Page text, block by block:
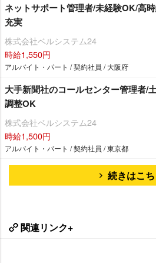
ネットサポート管理者/未経験OK/高
充実
株式会社ベルシステム24
時給1,550円
アルバイト・パート / 契約社員 / 大阪府
大手新聞社のコールセンター管理者/
調整OK
株式会社ベルシステム24
時給1,500円
アルバイト・パート / 契約社員 / 東京都
続きはこ
関連リンク+